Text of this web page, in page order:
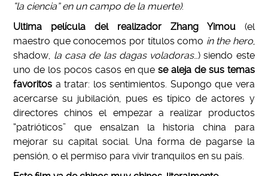
“la ciencia” en un campo de la muerte).
Ultima película del realizador Zhang Yimou(el
maestro que conocemos por títulos como in the hero,
shadow, la casa de las dagas voladoras…) siendo este
uno de los pocos casos en quese aleja de sus temas
favoritos a tratar: los sentimientos. Supongo que vera
acercarse su jubilación, pues es típico de actores y
directores chinos el empezar a realizar productos
“patrióticos” que ensalzan la historia china para
mejorar su capital social. Una forma de pagarse la
pensión, o el permiso para vivir tranquilos en su país.